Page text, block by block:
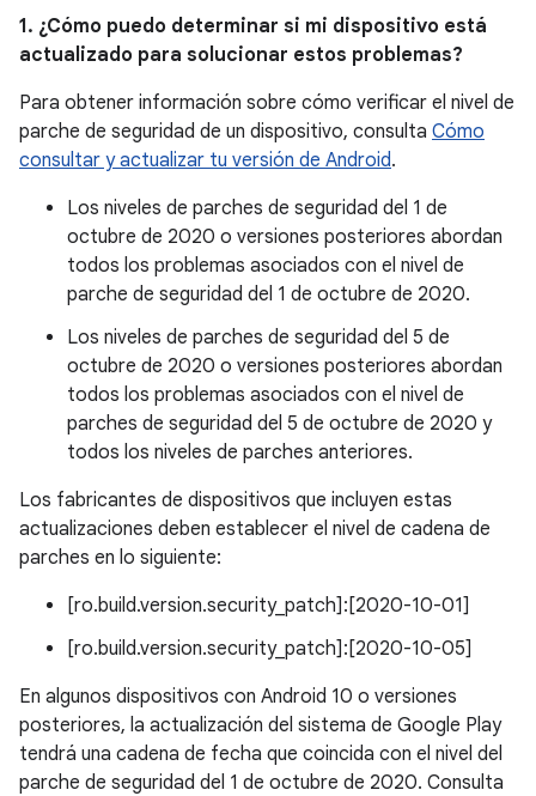
1. ¿Cómo puedo determinar si mi dispositivo está
actualizado para solucionar estos problemas?
Para obtener información sobre cómo verificar el nivel de
parche de seguridad de un dispositivo, consulta Cómo
consultar y actualizar tu versión de Android.
Los niveles de parches de seguridad del 1 de
octubre de 2020 o versiones posteriores abordan
todos los problemas asociados con el nivel de
parche de seguridad del 1 de octubre de 2020.
Los niveles de parches de seguridad del 5 de
octubre de 2020 o versiones posteriores abordan
todos los problemas asociados con el nivel de
parches de seguridad del 5 de octubre de 2020 y
todos los niveles de parches anteriores.
Los fabricantes de dispositivos que incluyen estas
actualizaciones deben establecer el nivel de cadena de
parches en lo siguiente:
[ro.build.version.security_patch]:[2020-10-01]
[ro.build.version.security_patch]:[2020-10-05]
En algunos dispositivos con Android 10 o versiones
posteriores, la actualización del sistema de Google Play
tendrá una cadena de fecha que coincida con el nivel del
parche de seguridad del 1 de octubre de 2020. Consulta